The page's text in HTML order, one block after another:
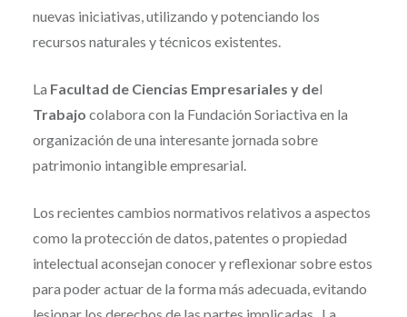
nuevas iniciativas, utilizando y potenciando los
recursos naturales y técnicos existentes.
La Facultad de Ciencias Empresariales y del
Trabajo colabora con la Fundación Soriactiva en la
organización de una interesante jornada sobre
patrimonio intangible empresarial.
Los recientes cambios normativos relativos a aspectos
como la protección de datos, patentes o propiedad
intelectual aconsejan conocer y reflexionar sobre estos
para poder actuar de la forma más adecuada, evitando
lesionar los derechos de las partes implicadas. La